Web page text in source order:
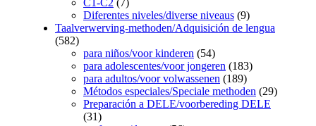
Diferentes niveles/diverse niveaus (9)
Taalverwerving-methoden/Adquisición de lengua
(582)
para niños/voor kinderen (54)
para adolescentes/voor jongeren (183)
para adultos/voor volwassenen (189)
Métodos especiales/Speciale methoden (29)
Preparación a DELE/voorbereding DELE
(31)